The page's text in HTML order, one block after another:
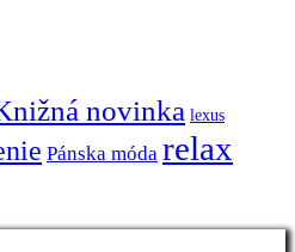
novinka lexus
Pánska móda relax